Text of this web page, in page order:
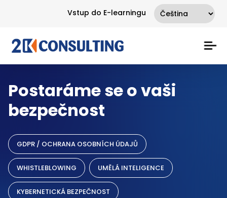
Vstup do E-learningu
Postaráme se o vaši
bezpečnost
GDPR / OCHRANA OSOBNÍCH ÚDAJŮ
WHISTLEBLOWING UMĚLÁ INTELIGENCE
KYBERNETICKÁ BEZPEČNOST